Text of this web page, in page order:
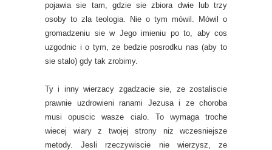
pojawia sie tam, gdzie sie zbiora dwie lub trzy
osoby to zla teologia. Nie o tym mówil. Mówil o
gromadzeniu sie w Jego imieniu po to, aby cos
uzgodnic i o tym, ze bedzie posrodku nas (aby to
sie stalo) gdy tak zrobimy.
Ty i inny wierzacy zgadzacie sie, ze zostaliscie
prawnie uzdrowieni ranami Jezusa i ze choroba
musi opuscic wasze cialo. To wymaga troche
wiecej wiary z twojej strony niz wczesniejsze
metody. Jesli rzeczywiscie nie wierzysz, ze